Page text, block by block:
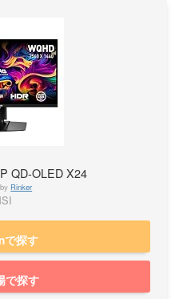
QD-OLED X24
Rinker
で探す
で探す